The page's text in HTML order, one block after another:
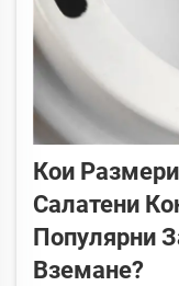
Кои
Салатени
Популярни
Вземане?